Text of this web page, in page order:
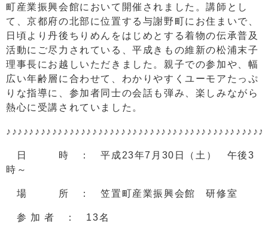
町産業振興会館において開催されました。講師とし
て、京都府の北部に位置する与謝野町にお住まいで、
日頃より丹後ちりめんをはじめとする着物の伝承普及
活動にご尽力されている、平成きもの維新の松浦末子
理事長にお越しいただきました。親子での参加や、幅
広い年齢層に合わせて、わかりやすくユーモアたっぷ
りな指導に、参加者同士の会話も弾み、楽しみながら
熱心に受講されていました。
日 時 ： 平成23年7月30日（土） 午後3
時～
場 所 ： 笠置町産業振興会館 研修室
参 加 者 ： 13名